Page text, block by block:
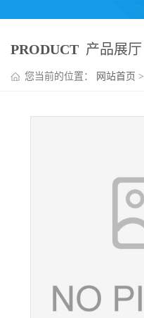
PRODUCT 产品展厅
您当前的位置： 网站首页 >